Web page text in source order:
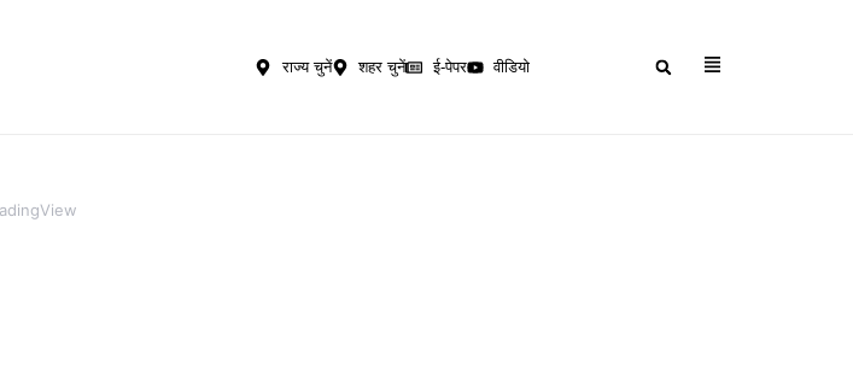
राज्य चुनें शहर चुनें ई-पेपर वीडियो